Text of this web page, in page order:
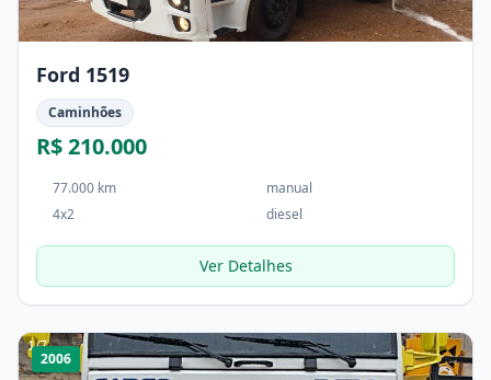
Ford 1519
Caminhões
R$ 210.000
77.000 km
manual
4x2
diesel
Ver Detalhes
1/7
2006